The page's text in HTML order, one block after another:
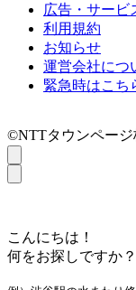
広告・サービ
利用規約
お知らせ
運営会社につ
緊急時はこち
©NTTタウンページ
こんにちは！
何をお探しですか？